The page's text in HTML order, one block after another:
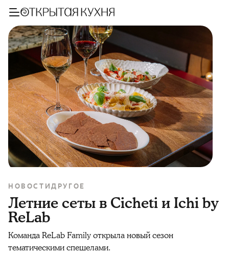
НОВОСТИДРУГОЕ
Летние сеты в Cicheti и Ichi by
ReLab
Команда ReLab Family открыла новый сезон
тематическими спешелами.